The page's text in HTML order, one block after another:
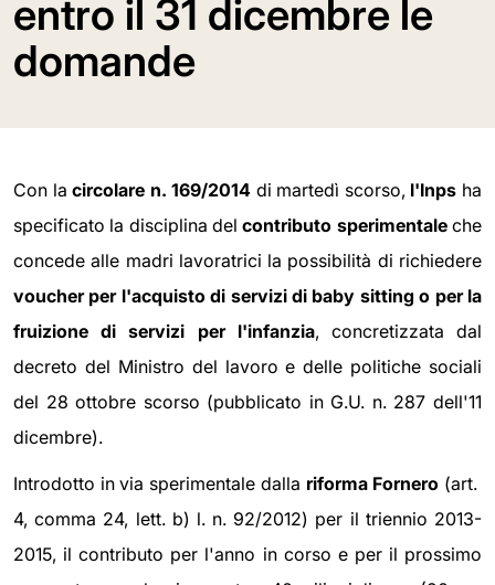
entro il 31 dicembre le
domande
Con lacircolare n. 169/2014 di martedì scorso, l'Inps ha
specificato la disciplina delcontributo sperimentaleche
concede alle madri lavoratrici la possibilità di richiedere
voucher per l'acquisto di servizi di baby sitting o per la
fruizione di servizi per l'infanzia, concretizzata dal
decreto del Ministro del lavoro e delle politiche sociali
del 28 ottobre scorso (pubblicato in G.U. n. 287 dell'11
dicembre).
Introdotto in via sperimentale dalla riforma Fornero (art.
4, comma 24, lett. b) l. n. 92/2012) per il triennio 2013-
2015, il contributo per l'anno in corso e per il prossimo